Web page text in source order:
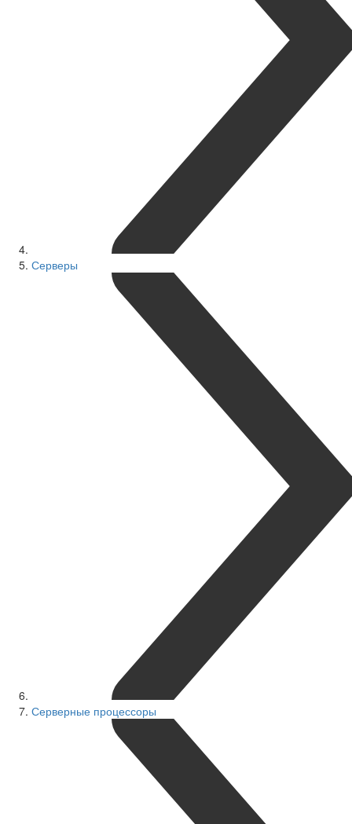
Серверы
Серверные процессоры